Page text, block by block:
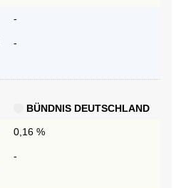
-
-
BÜNDNIS DEUTSCHLAND
0,16 %
-